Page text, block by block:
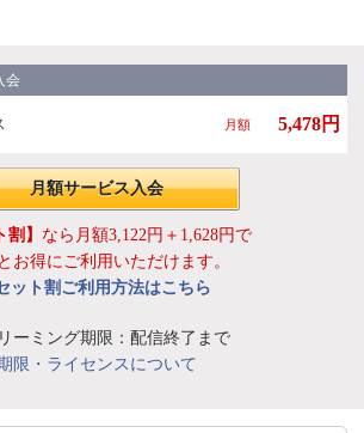
会
月額 5,478円
月額サービス入会
割】 なら月額3,122円＋1,628円で
お得にご利用いただけます。
ット割ご利用方法はこちら
ーミング期限：配信終了まで
限・ライセンスについて